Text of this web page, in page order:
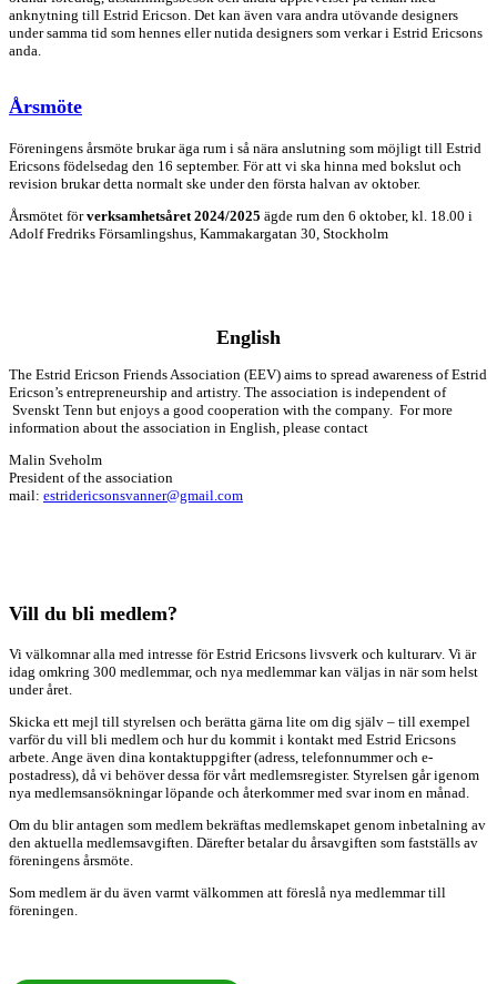
anknytning till Estrid Ericson. Det kan även vara andra utövande designers
under samma tid som hennes eller nutida designers som verkar i Estrid Ericsons
anda.
Årsmöte
Föreningens årsmöte brukar äga rum i så nära anslutning som möjligt till Estrid
Ericsons födelsedag den 16 september. För att vi ska hinna med bokslut och
revision brukar detta normalt ske under den första halvan av oktober.
Årsmötet förverksamhetsåret 2024/2025 ägde rum den 6 oktober, kl. 18.00 i
Adolf Fredriks Församlingshus, Kammakargatan 30, Stockholm
English
The Estrid Ericson Friends Association (EEV) aims to spread awareness of Estrid
Ericson’s entrepreneurship and artistry. The association is independent of
Svenskt Tenn but enjoys a good cooperation with the company. For more
information about the association in English, please contact
Malin Sveholm
President of the association
mail: estridericsonsvanner@gmail.com
Vill du bli medlem?
Vi välkomnar alla med intresse för Estrid Ericsons livsverk och kulturarv. Vi är
idag omkring 300 medlemmar, och nya medlemmar kan väljas in när som helst
under året.
Skicka ett mejl till styrelsen och berätta gärna lite om dig själv – till exempel
varför du vill bli medlem och hur du kommit i kontakt med Estrid Ericsons
arbete. Ange även dina kontaktuppgifter (adress, telefonnummer och e-
postadress), då vi behöver dessa för vårt medlemsregister. Styrelsen går igenom
nya medlemsansökningar löpande och återkommer med svar inom en månad.
Om du blir antagen som medlem bekräftas medlemskapet genom inbetalning av
den aktuella medlemsavgiften. Därefter betalar du årsavgiften som fastställs av
föreningens årsmöte.
Som medlem är du även varmt välkommen att föreslå nya medlemmar till
föreningen.